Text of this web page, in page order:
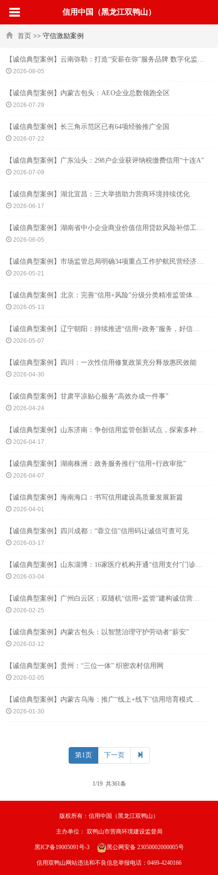
信用中国（黑龙江双鸭山）
首页 >> 守信激励案例
【诚信典型案例】云南弥勒：打造“安薪在弥”服务品牌 数字化监管夯实诚信用工根基
2026-08-05
【诚信典型案例】内蒙古包头：AEO企业总数领跑全区
2026-07-29
【诚信典型案例】长三角示范区已有64项经验推广全国
2026-07-22
【诚信典型案例】广东汕头：298户企业获评纳税缴费信用“十连A”
2026-07-09
【诚信典型案例】湖北宜昌：三大举措助力营商环境持续优化
2026-06-17
【诚信典型案例】湖南省中小企业商业价值信用贷款风险补偿工作正式启动
2026-06-05
【诚信典型案例】市场监管总局明确34项重点工作护航民营经济高质量发展
2026-05-21
【诚信典型案例】北京：完善“信用+风险”分级分类精准监管体系，推进数据跨境流动便利化改革
2026-05-13
【诚信典型案例】辽宁朝阳：持续推进“信用+政务”服务，好信用成为“绿色通行证”
2026-05-07
【诚信典型案例】四川：一次性信用修复政策充分释放惠民效能
2026-04-30
【诚信典型案例】甘肃平凉贴心服务“高效办成一件事”
2026-04-24
【诚信典型案例】山东济南：争创信用监管创新试点，探索多种“信用+”应用场景
2026-04-17
【诚信典型案例】湖南株洲：政务服务推行“信用+行政审批”
2026-04-07
【诚信典型案例】海南海口：书写信用建设高质量发展新篇
2026-04-01
【诚信典型案例】四川成都：“蓉立信”信用码让诚信可查可见
2026-03-17
【诚信典型案例】山东淄博：16家医疗机构开通“信用支付”门诊服务
2026-03-04
【诚信典型案例】广州白云区：双随机“信用+监管”建构诚信营商环境新态
2026-02-25
【诚信典型案例】内蒙古包头：以智慧治理守护劳动者“薪安”
2026-02-12
【诚信典型案例】贵州：“三位一体” 织密农村信用网
2026-02-05
【诚信典型案例】内蒙古乌海：推广“线上+线下”信用培育模式，进出口总值同比增长60.06%
2026-01-30
第1页 下一页
1/19 共361条
版权所有：信用中国（黑龙江双鸭山）
主办单位： 双鸭山市营商环境建设监督局
黑ICP备19005091号-3 黑公网安备 23050002000005号
信用双鸭山网站违法和不良信息举报电话：0469-4240166